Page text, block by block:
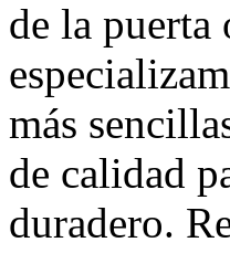
de la puerta
más
de calidad
duradero.